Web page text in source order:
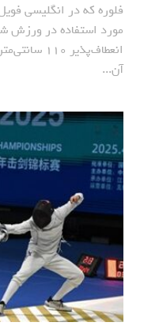
مورد استفاده در ورزش
انعطاف‌پذیر
آن...